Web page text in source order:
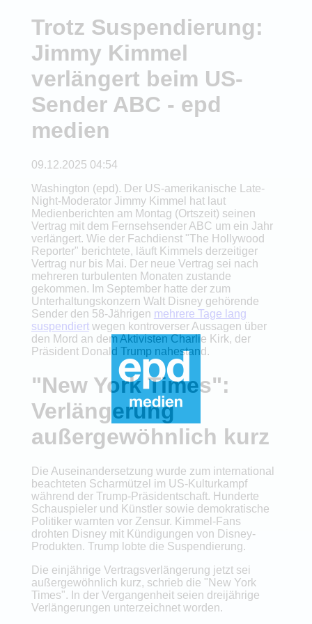
Trotz Suspendierung:
Jimmy Kimmel
verlängert beim US-
Sender ABC - epd
medien
09.12.2025 04:54
Washington (epd). Der US-amerikanische Late-
Night-Moderator Jimmy Kimmel hat laut
Medienberichten am Montag (Ortszeit) seinen
Vertrag mit dem Fernsehsender ABC um ein Jahr
verlängert. Wie der Fachdienst "The Hollywood
Reporter" berichtete, läuft Kimmels derzeitiger
Vertrag nur bis Mai. Der neue Vertrag sei nach
mehreren turbulenten Monaten zustande
gekommen. Im September hatte der zum
Unterhaltungskonzern Walt Disney gehörende
Sender den 58-Jährigen mehrere Tage lang
suspendiertwegen kontroverser Aussagen über
den Mord an dem Aktivisten Charlie Kirk, der
Präsident Donald Trump nahestand.
"New York Times":
Verlängerung
außergewöhnlich kurz
Die Auseinandersetzung wurde zum international
beachteten Scharmützel im US-Kulturkampf
während der Trump-Präsidentschaft. Hunderte
Schauspieler und Künstler sowie demokratische
Politiker warnten vor Zensur. Kimmel-Fans
drohten Disney mit Kündigungen von Disney-
Produkten. Trump lobte die Suspendierung.
Die einjährige Vertragsverlängerung jetzt sei
außergewöhnlich kurz, schrieb die "New York
Times". In der Vergangenheit seien dreijährige
Verlängerungen unterzeichnet worden.